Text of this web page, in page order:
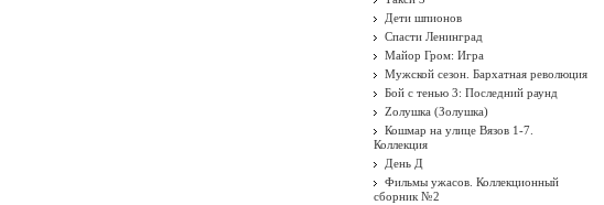
Дети шпионов
Спасти Ленинград
Майор Гром: Игра
Мужской сезон. Бархатная революция
Бой с тенью 3: Последний раунд
Zолушка (Золушка)
Кошмар на улице Вязов 1-7.
Коллекция
День Д
Фильмы ужасов. Коллекционный
сборник №2